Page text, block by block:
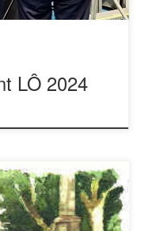
LÔ 2024
JULIE.